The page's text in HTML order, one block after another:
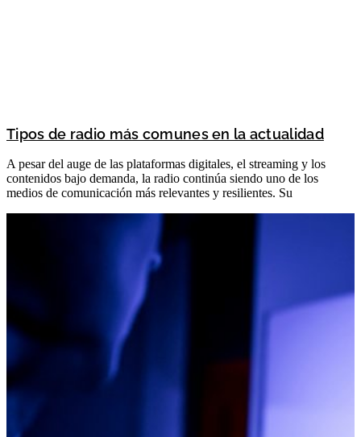
Tipos de radio más comunes en la actualidad
A pesar del auge de las plataformas digitales, el streaming y los
contenidos bajo demanda, la radio continúa siendo uno de los
medios de comunicación más relevantes y resilientes. Su